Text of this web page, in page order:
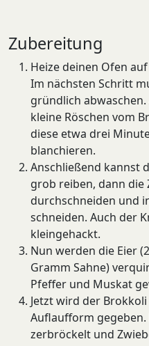
Zubereitung
Heize deinen Ofen
Im nächsten Schritt
gründlich
kleine Röschen vom
diese etwa drei
blanchieren.
Anschließend kannst
grob reiben, dann die
durchschneiden und
schneiden. Auch der
kleingehackt.
Nun werden die Eier
Gramm Sahne)
Pfeffer und Muskat
Jetzt wird der
Auflaufform gegeben.
zerbröckelt und